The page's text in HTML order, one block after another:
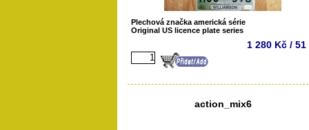
Plechová značka americká série
Original US licence plate series
1 280 Kč / 51
action_mix6